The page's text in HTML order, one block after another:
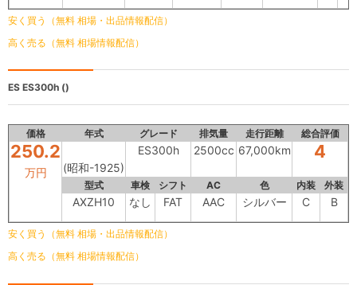
安く買う（無料 相場・出品情報配信）
高く売る（無料 相場情報配信）
ES ES300h ()
価格 年式 グレード 排気量 走行距離 総合評価
250.2
万円 (昭和-1925)
ES300h 2500cc 67,000km 4
型式 車検 シフト AC 色 内装 外装
AXZH10 なし FAT AAC シルバー C B
安く買う（無料 相場・出品情報配信）
高く売る（無料 相場情報配信）